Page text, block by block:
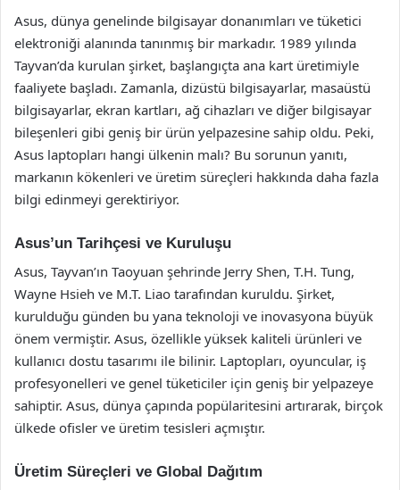
Asus, dünya genelinde bilgisayar donanımları ve tüketici
elektroniği alanında tanınmış bir markadır. 1989 yılında
Tayvan’da kurulan şirket, başlangıçta ana kart üretimiyle
faaliyete başladı. Zamanla, dizüstü bilgisayarlar, masaüstü
bilgisayarlar, ekran kartları, ağ cihazları ve diğer bilgisayar
bileşenleri gibi geniş bir ürün yelpazesine sahip oldu. Peki,
Asus laptopları hangi ülkenin malı? Bu sorunun yanıtı,
markanın kökenleri ve üretim süreçleri hakkında daha fazla
bilgi edinmeyi gerektiriyor.
Asus’un Tarihçesi ve Kuruluşu
Asus, Tayvan’ın Taoyuan şehrinde Jerry Shen, T.H. Tung,
Wayne Hsieh ve M.T. Liao tarafından kuruldu. Şirket,
kurulduğu günden bu yana teknoloji ve inovasyona büyük
önem vermiştir. Asus, özellikle yüksek kaliteli ürünleri ve
kullanıcı dostu tasarımı ile bilinir. Laptopları, oyuncular, iş
profesyonelleri ve genel tüketiciler için geniş bir yelpazeye
sahiptir. Asus, dünya çapında popülaritesini artırarak, birçok
ülkede ofisler ve üretim tesisleri açmıştır.
Üretim Süreçleri ve Global Dağıtım